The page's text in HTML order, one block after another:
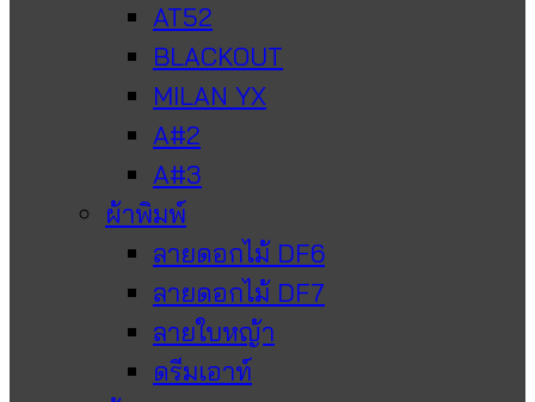
AT52
BLACKOUT
MILAN YX
A#2
A#3
ผ้าพิมพ์
ลายดอกไม้ DF6
ลายดอกไม้ DF7
ลายใบหญ้า
ดรีมเอาท์